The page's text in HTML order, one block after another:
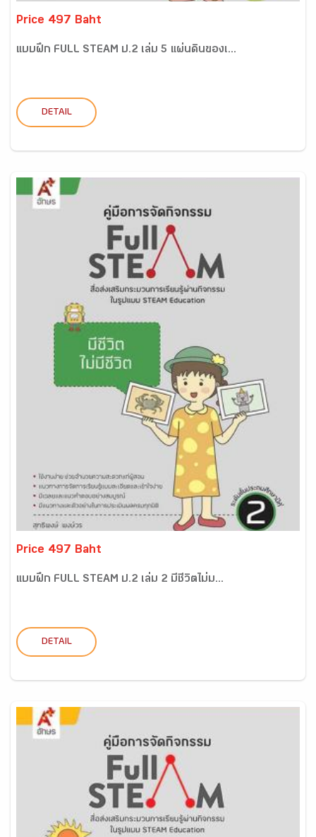
Price 497 Baht
แบบฝึก FULL STEAM ป.2 เล่ม 5 แผ่นดินของเ...
DETAIL
Price 497 Baht
แบบฝึก FULL STEAM ป.2 เล่ม 2 มีชีวิตไม่ม...
DETAIL